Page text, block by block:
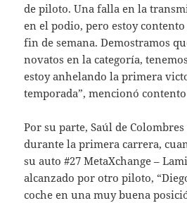
de piloto. Una falla en la
en el podio, pero estoy
fin de semana. Demostramos
novatos en la categoría,
estoy anhelando la primera
temporada”, mencionó
Por su parte, Saúl de
durante la primera carrera,
su auto #27 MetaXchange –
alcanzado por otro piloto,
coche en una muy buena